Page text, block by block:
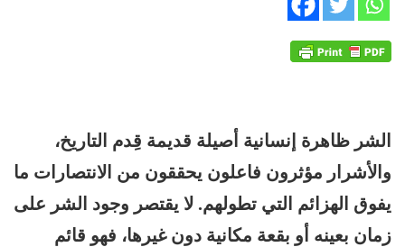
الشر ظاهرة إنسانية أصيلة قديمة قِدم التاريخ،
والأشرار مؤثرون فاعلون يحققون من الانتصارات ما
يفوق الهزائم التي تطولهم. لا يقتصر وجود الشر على
زمان بعينه أو بقعة مكانية دون غيرها، فهو قائم